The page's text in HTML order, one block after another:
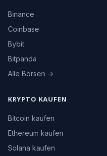
Binance
Coinbase
Bybit
Bitpanda
Alle Börsen →
KRYPTO KAUFEN
Bitcoin kaufen
Ethereum kaufen
Solana kaufen